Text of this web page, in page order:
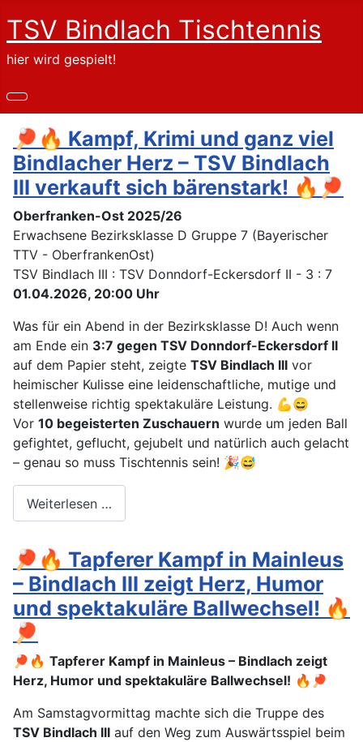
TSV Bindlach Tischtennis
hier wird gespielt!
🏓🔥 Kampf, Krimi und ganz viel
Bindlacher Herz – TSV Bindlach
III verkauft sich bärenstark! 🔥🏓
Oberfranken-Ost 2025/26
Erwachsene Bezirksklasse D Gruppe 7 (Bayerischer
TTV - OberfrankenOst)
TSV Bindlach III : TSV Donndorf-Eckersdorf II - 3 : 7
01.04.2026, 20:00 Uhr
Was für ein Abend in der Bezirksklasse D! Auch wenn
am Ende ein 3:7 gegen TSV Donndorf-Eckersdorf II
auf dem Papier steht, zeigte TSV Bindlach III vor
heimischer Kulisse eine leidenschaftliche, mutige und
stellenweise richtig spektakuläre Leistung. 💪😄
Vor 10 begeisterten Zuschauern wurde um jeden Ball
gefightet, geflucht, gejubelt und natürlich auch gelacht
– genau so muss Tischtennis sein! 🎉😅
Weiterlesen …
🏓🔥 Tapferer Kampf in Mainleus
– Bindlach III zeigt Herz, Humor
und spektakuläre Ballwechsel! 🔥
🏓
🏓🔥 Tapferer Kampf in Mainleus – Bindlach zeigt
Herz, Humor und spektakuläre Ballwechsel! 🔥🏓
Am Samstagvormittag machte sich die Truppe des
TSV Bindlach III auf den Weg zum Auswärtsspiel beim